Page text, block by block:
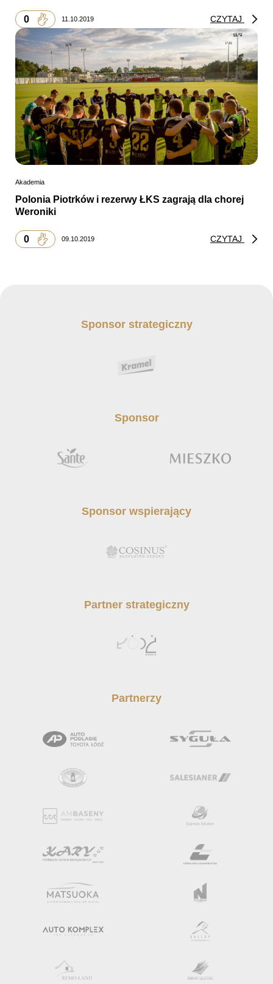
0 11.10.2019 CZYTAJ
Akademia
Polonia Piotrków i rezerwy ŁKS zagrają dla chorej
Weroniki
0 09.10.2019 CZYTAJ
Sponsor strategiczny
Sponsor
Sponsor wspierający
Partner strategiczny
Partnerzy